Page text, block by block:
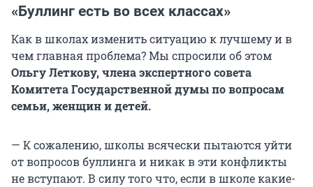
«Буллинг есть во всех классах»
Как в школах изменить ситуацию к лучшему и в
чем главная проблема? Мы спросили об этом
Ольгу Леткову, члена экспертного совета
Комитета Государственной думы по вопросам
семьи, женщин и детей.
— К сожалению, школы всячески пытаются уйти
от вопросов буллинга и никак в эти конфликты
не вступают. В силу того что, если в школе какие-